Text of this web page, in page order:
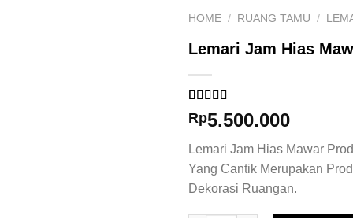
HOME / RUANG TAMU /
Lemari Jam Hias
Rated 5.00
out of 5
1
customer
rating
Rp5.500.000
Lemari Jam Hias Mawar
Yang Cantik Merupakan
Dekorasi Ruangan.